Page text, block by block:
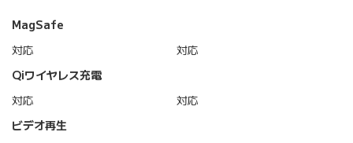
MagSafe
対応
対応
Qiワイヤレス充電
対応
対応
ビデオ再生